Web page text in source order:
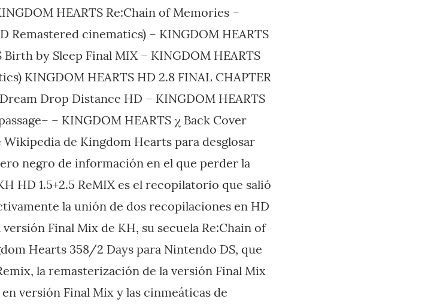
HEARTS Re:Chain of Memories –
Remastered cinematics) – KINGDOM HEARTS
by Sleep Final MIX – KINGDOM HEARTS
KINGDOM HEARTS HD 2.8 FINAL CHAPTER
Drop Distance HD – KINGDOM HEARTS
– KINGDOM HEARTS χ Back Cover
de Kingdom Hearts para desglosar
negro de información en el que perder la
HD 1.5+2.5 ReMIX es el recopilatorio que salió
la unión de dos recopilaciones en HD
Final Mix de KH, su secuela Re:Chain of
Hearts 358/2 Days para Nintendo DS, que
la remasterización de la versión Final Mix
versión Final Mix y las cinmeáticas de